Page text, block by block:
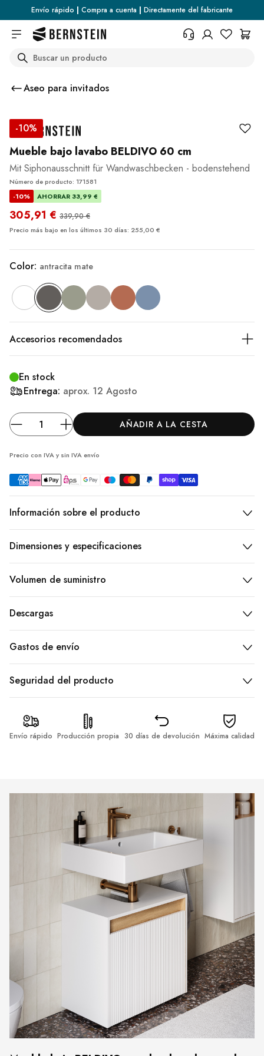
Skip to main content
Envío rápido | Compra a cuenta | Directamente del fabricante
Search
Aseo para invitados
-10%
Mueble bajo lavabo BELDIVO 60 cm
Mit Siphonausschnitt für Wandwaschbecken - bodenstehend
Número de producto: 171581
AHORRAR 33,99 €
-10%
305,91 € 339,90 €
Precio más bajo en los últimos 30 días: 255,00 €
Color: antracita mate
Accesorios recomendados
En stock
Entrega: aprox. 12 Agosto
AÑADIR A LA CESTA
Precio con IVA y sin IVAenvío
Información sobre el producto
Dimensiones y especificaciones
Volumen de suministro
Descargas
Gastos de envío
Seguridad del producto
Envío rápido Producción propia 30 días de devolución Máxima calidad